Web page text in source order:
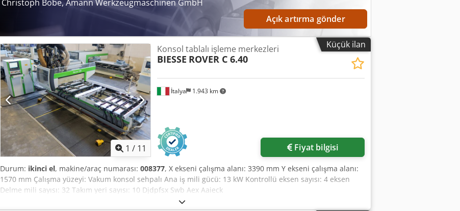
Christoph Bobe, Amann Werkzeugmaschinen GmbH
Açık artırma gönder
Küçük ilan
1 / 11
İtalya 1.943 km
Konsol tablalı işleme merkezleri
BIESSE ROVER C 6.40
Fiyat bilgisi
Durum: ikinci el, makine/araç numarası: 008377, X ekseni çalışma alanı: 3390 mm Y ekseni çalışma alanı:
1570 mm Çalışma yüzeyi: Vakum konsol sehpalı Ana iş mili gücü: 13 kW Kontrollü eksen sayısı: 4 eksen
Delme mili sayısı: 32 Takım yeri sayısı: 10 Djdpfsx Swb Aex Aaieck